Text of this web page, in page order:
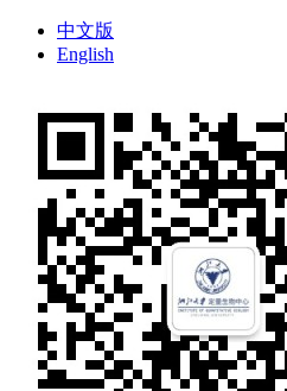
中文版
English